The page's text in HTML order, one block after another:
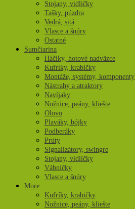
Stojany, vidličky
Tašky, púzdra
Vedrá, sitá
Vlasce a šnúry
Ostatné
Sumčiarina
Háčiky, hotové nadväzce
Kufríky, krabičky
Montáže, systémy, komponenty
Nástrahy a atraktory
Navíjaky
Nožnice, peány, kliešte
Olovo
Plaváky, bójky
Podberáky
Prúty
Signalizátory, swingre
Stojany, vidličky
Vábničky
Vlasce a šnúry
More
Kufríky, krabičky
Nožnice, peány, kliešte